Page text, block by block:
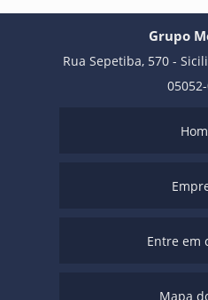
Grupo
Rua Sepetiba, 570 -
Entre em
Mapa